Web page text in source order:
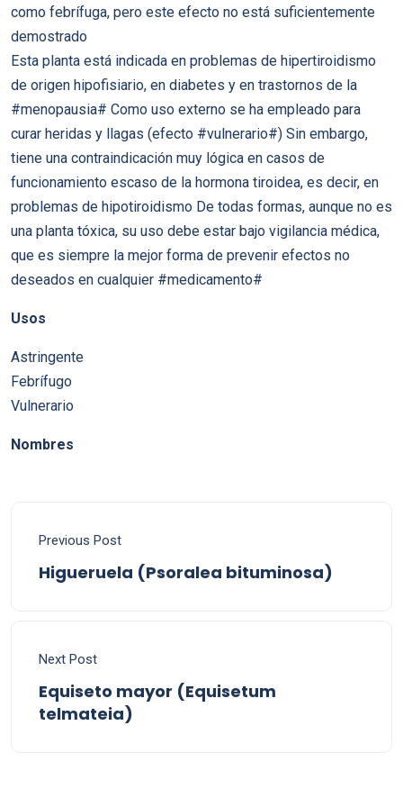
como febrífuga, pero este efecto no está suficientemente
demostrado
Esta planta está indicada en problemas de hipertiroidismo
de origen hipofisiario, en diabetes y en trastornos de la
#menopausia# Como uso externo se ha empleado para
curar heridas y llagas (efecto #vulnerario#) Sin embargo,
tiene una contraindicación muy lógica en casos de
funcionamiento escaso de la hormona tiroidea, es decir, en
problemas de hipotiroidismo De todas formas, aunque no es
una planta tóxica, su uso debe estar bajo vigilancia médica,
que es siempre la mejor forma de prevenir efectos no
deseados en cualquier #medicamento#
Usos
Astringente
Febrífugo
Vulnerario
Nombres
Previous Post
Higueruela (Psoralea bituminosa)
Next Post
Equiseto mayor (Equisetum
telmateia)